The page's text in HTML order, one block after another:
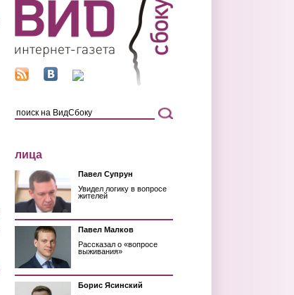
лица
Павел Супрун
Увидел логику в вопросе
жителей
Павел Малков
Рассказал о «вопросе
выживания»
Борис Ясинский